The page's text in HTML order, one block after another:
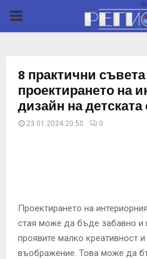
P
M
M
8 практични
проектирането на
дизайн на детската
23.01.2024 20:50 0
Проектирането на
стая може да бъде забавно и
проявите малко креативност
въображение. Това може да